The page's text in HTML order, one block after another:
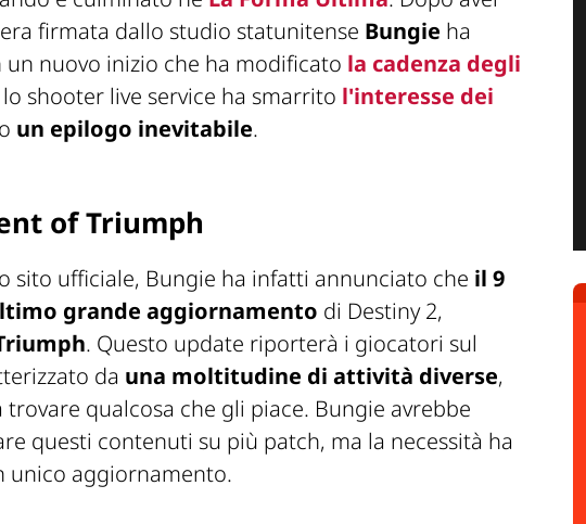
firmata dallo studio statunitense Bungie ha
un nuovo inizio che ha modificato la cadenza degli
shooter live service ha smarrito l'interesse dei
un epilogo inevitabile.
of Triumph
sito ufficiale, Bungie ha infatti annunciato che il 9
grande aggiornamento di Destiny 2,
. Questo update riporterà i giocatori sul
da una moltitudine di attività diverse,
qualcosa che gli piace. Bungie avrebbe
questi contenuti su più patch, ma la necessità ha
unico aggiornamento.